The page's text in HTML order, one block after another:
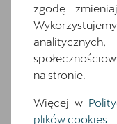
Swiatla do
funkcja
and Leaving
System
Wnetrze
zgodę
na stronie.
Więcej w
plików cookies